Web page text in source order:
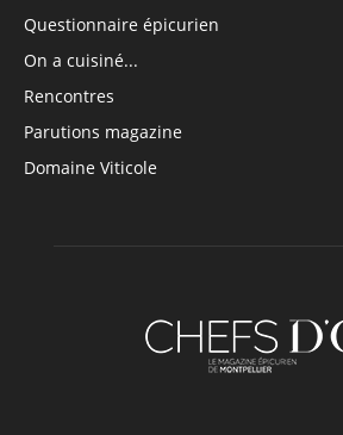
Questionnaire épicurien
On a cuisiné...
Rencontres
Parutions magazine
Domaine Viticole